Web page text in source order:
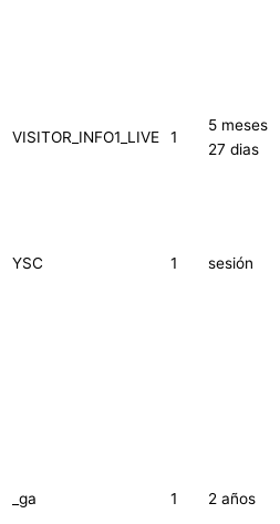
VISITOR_INFO1_LIVE 1
5 meses
27 dias
YSC 1 sesión
_ga 1 2 años